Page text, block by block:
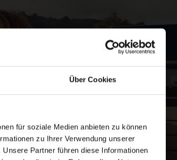
Über Cookies
für soziale Medien anbieten zu können
zu Ihrer Verwendung unserer
Partner führen diese Informationen